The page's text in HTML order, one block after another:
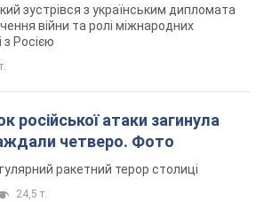
зустрівся з українським дипломата
війни та ролі міжнародних
з Росією
російської атаки загинула
четверо. Фото
ракетний терор столиці
24,5 т.